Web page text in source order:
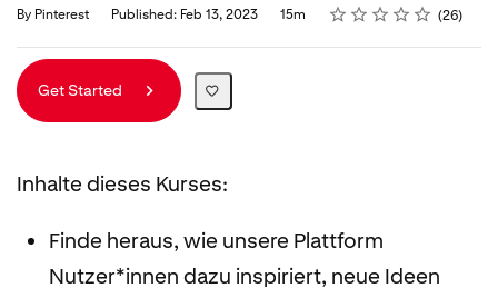
By Pinterest Published: Feb 13, 2023
Duration 15m Rating
1 star
2 stars
3 stars
4 stars
5 stars
Average rating: 4.7 26
26 reviews
Get Started
Inhalte dieses Kurses:
Finde heraus, wie unsere Plattform
Nutzer*innen dazu inspiriert, neue Ideen